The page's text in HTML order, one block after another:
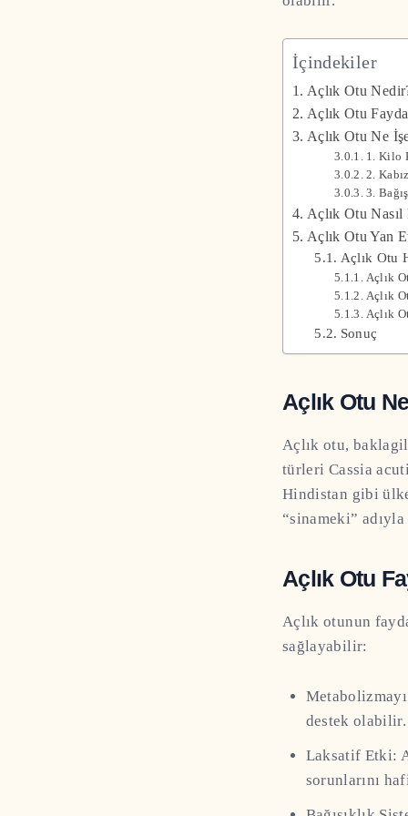
İçindekiler
Açlık Otu
Açlık Otu
Açlık Otu Ne
1. Kilo
2.
3.
Açlık Otu Nasıl
Açlık Otu Yan
Açlık Otu
Açlık
Açlık
Açlık
Sonuç
Açlık Otu
Açlık otu,
türleri Cassia
Hindistan gibi
“sinameki”
Açlık Otu
Açlık otunun
sağlayabilir:
destek
Laksatif Etki:
sorunlarını